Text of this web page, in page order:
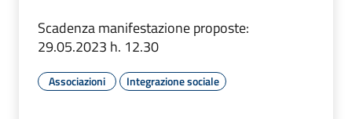
Scadenza manifestazione proposte:
29.05.2023 h. 12.30
Associazioni Integrazione sociale